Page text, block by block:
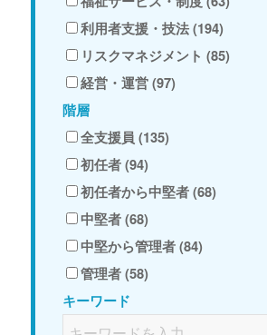
利用者支援・技法 (194)
リスクマネジメント (85)
経営・運営 (97)
階層
全支援員 (135)
初任者 (94)
初任者から中堅者 (68)
中堅者 (68)
中堅から管理者 (84)
管理者 (58)
キーワード